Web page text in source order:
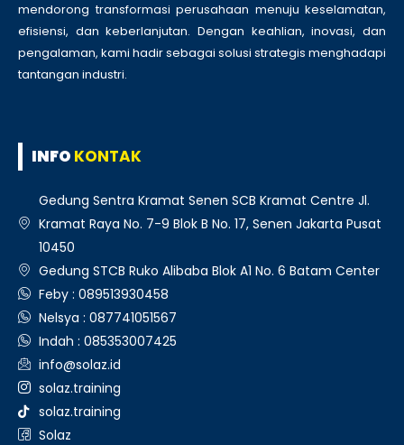
mendorong transformasi perusahaan menuju keselamatan,
efisiensi, dan keberlanjutan. Dengan keahlian, inovasi, dan
pengalaman, kami hadir sebagai solusi strategis menghadapi
tantangan industri.
INFO KONTAK
Gedung Sentra Kramat Senen SCB Kramat Centre Jl.
Kramat Raya No. 7-9 Blok B No. 17, Senen Jakarta Pusat
10450
Gedung STCB Ruko Alibaba Blok A1 No. 6 Batam Center
Feby : 089513930458
Nelsya : 087741051567
Indah : 085353007425
info@solaz.id
solaz.training
solaz.training
Solaz